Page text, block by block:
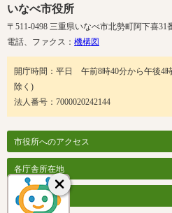
いなべ市役所
〒511-0498 三重県いなべ市北勢町阿下喜31
電話、ファクス： 機構図
開庁時間：平日 午前8時40分から午後4
除く)
法人番号：7000020242144
市役所へのアクセス
各庁舎所在地
各課案内